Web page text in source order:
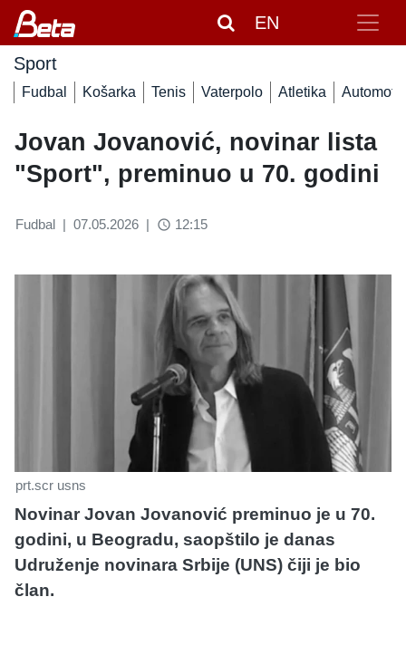
EN
Sport
Fudbal Košarka Tenis Vaterpolo Atletika Automoto
Jovan Jovanović, novinar lista
"Sport", preminuo u 70. godini
Fudbal | 07.05.2026 | access_time 12:15
prt.scr usns
Novinar Jovan Jovanović preminuo je u 70.
godini, u Beogradu, saopštilo je danas
Udruženje novinara Srbije (UNS) čiji je bio
član.